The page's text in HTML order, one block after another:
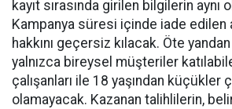
kayıt sırasında girilen bilgilerin aynı
Kampanya süresi içinde iade edilen
hakkını geçersiz kılacak. Öte
yalnızca bireysel müşteriler
çalışanları ile 18 yaşından küçükler
olamayacak. Kazanan talihlilerin,